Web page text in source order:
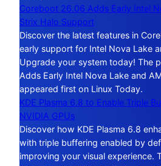
Coreboot 26.06 Adds Early Intel
Strix Halo Support
Discover the latest features in
early support for Intel Nova Lake
Upgrade your system today! The
Adds Early Intel Nova Lake and
appeared first on Linux Today.
KDE Plasma 6.8 to Enable Triple
NVIDIA GPUs
Discover how KDE Plasma 6.8
with triple buffering enabled by
improving your visual experience.